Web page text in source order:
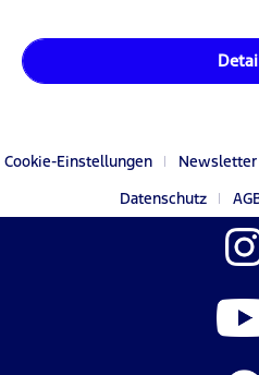
Cookie-Einstellungen Newsletter
Datenschutz